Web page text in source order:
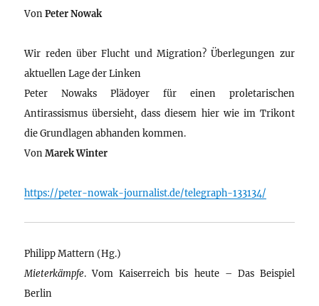
VonPeter Nowak
Wir reden über Flucht und Migration? Überlegungen zur
aktuellen Lage der Linken
Peter Nowaks Plädoyer für einen proletarischen
Antirassismus übersieht, dass diesem hier wie im Trikont
die Grundlagen abhanden kommen.
VonMarek Winter
https://peter-nowak-journalist.de/telegraph-133134/
Philipp Mattern (Hg.)
Mieterkämpfe. Vom Kaiserreich bis heute – Das Beispiel
Berlin